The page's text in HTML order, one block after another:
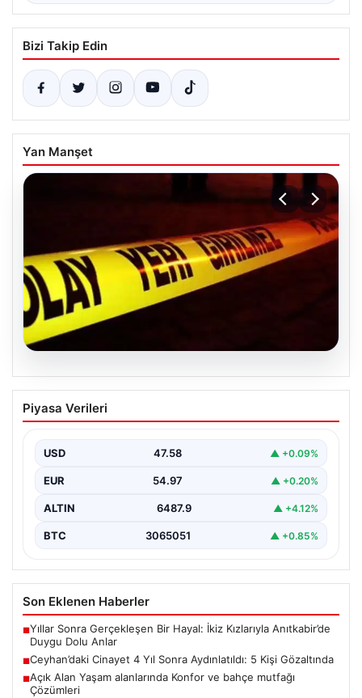
Bizi Takip Edin
Yan Manşet
04.08.2026
Ceyhan’daki Cinayet 4 Yıl Sonra
Aydınlatıldı: 5 Kişi Gözaltında
uzun süredir çözülemeyen silahlı cinayet olayı,
kapsamlı…
Piyasa Verileri
USD 47.58 ▲ +0.09%
EUR 54.97 ▲ +0.20%
ALTIN 6487.9 ▲ +4.12%
BTC 3065051 ▲ +0.85%
Son Eklenen Haberler
■Yıllar Sonra Gerçekleşen Bir Hayal: İkiz Kızlarıyla Anıtkabir’de
Duygu Dolu Anlar
■Ceyhan’daki Cinayet 4 Yıl Sonra Aydınlatıldı: 5 Kişi Gözaltında
■Açık Alan Yaşam alanlarında Konfor ve bahçe mutfağı
Çözümleri